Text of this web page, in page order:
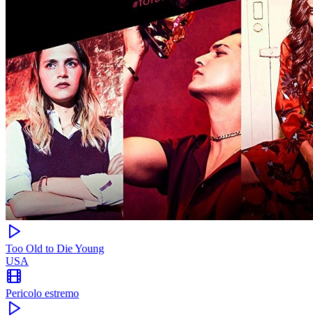
Too Old to Die Young
USA
Pericolo estremo